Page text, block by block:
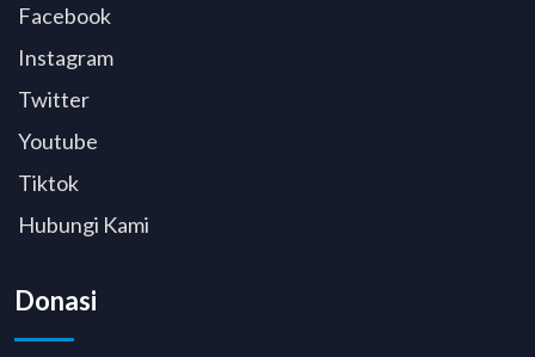
Facebook
Instagram
Twitter
Youtube
Tiktok
Hubungi Kami
Donasi